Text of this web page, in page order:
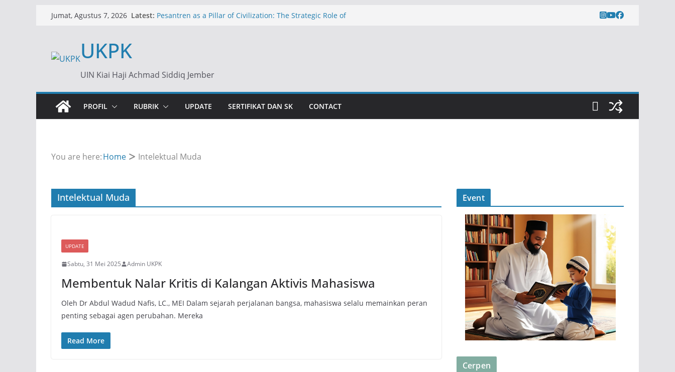
Jumat, Agustus 7, 2026 Latest: Pesantren as a Pillar of Civilization: The Strategic Role of
of an Economic Crisis
للمعاهد الإسلامية في التعليم بإندونيسيا
UKPK
UIN Kiai Haji Achmad Siddiq Jember
PROFIL RUBRIK UPDATE SERTIFIKAT DAN SK CONTACT
You are here:Home Intelektual Muda
Intelektual Muda
UPDATE
Sabtu, 31 Mei 2025 Admin UKPK
Membentuk Nalar Kritis di Kalangan Aktivis Mahasiswa
Oleh Dr Abdul Wadud Nafis, LC., MEI Dalam sejarah perjalanan bangsa, mahasiswa selalu memainkan peran
penting sebagai agen perubahan. Mereka
Read More
Event
Cerpen